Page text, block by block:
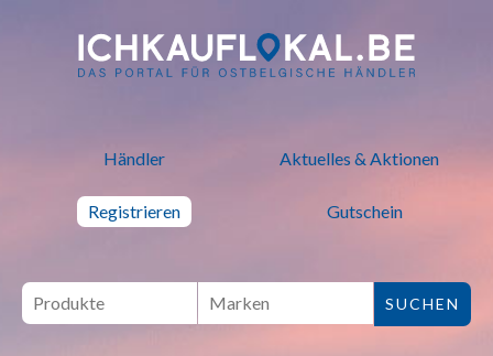
ich kauf lokal - Bei lokalen
Händler Aktuelles & Aktionen
Registrieren Gutschein